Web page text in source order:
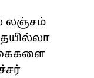
லஞ்சம்